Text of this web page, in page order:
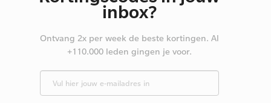
inbox?
Ontvang 2x per week de beste kortingen. Al
+110.000 leden gingen je voor.